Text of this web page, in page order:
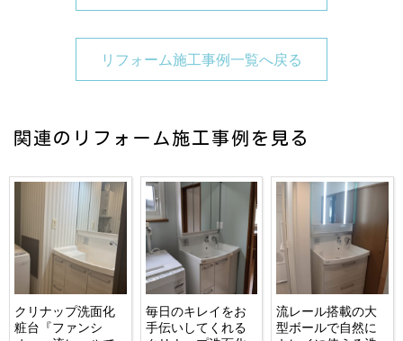
リフォーム施工事例一覧へ戻る
関連のリフォーム施工事例を見る
クリナップ洗面化
粧台『ファンシ
毎日のキレイをお
手伝いしてくれる
流レール搭載の大
型ボールで自然に